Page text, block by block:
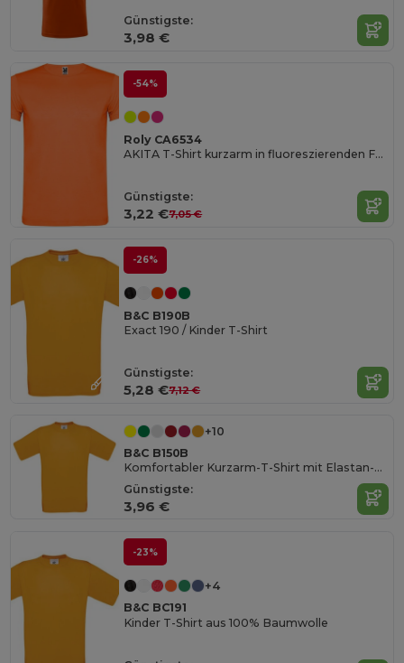
Günstigste:
3,98 €
-54%
Roly CA6534
AKITA T-Shirt kurzarm in fluoreszierenden Farben
Günstigste:
3,22 €7,05 €
-26%
B&C B190B
Exact 190 / Kinder T-Shirt
Günstigste:
5,28 €7,12 €
+10
B&C B150B
Komfortabler Kurzarm-T-Shirt mit Elastan-Kragen
Günstigste:
3,96 €
-23%
+4
B&C BC191
Kinder T-Shirt aus 100% Baumwolle